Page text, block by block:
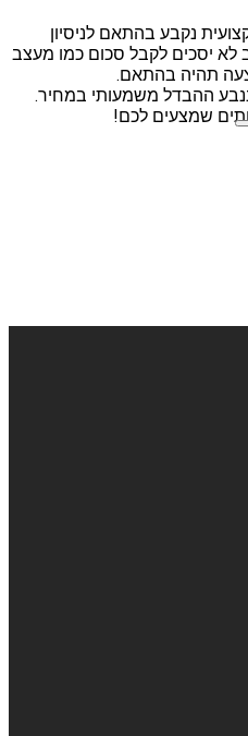
נקבע בהתאם לניסיון
לא יסכים לקבל סכום כמו מעצב
תהיה בהתאם.
ההבדל משמעותי במחיר.
שמצעים לכם!